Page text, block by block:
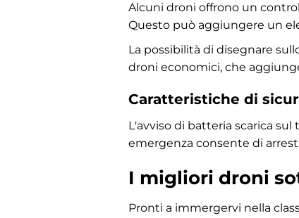
Alcuni droni offrono un
Questo può aggiungere un
La possibilità di disegnare
droni economici, che
Caratteristiche di
L'avviso di batteria scarica
emergenza consente di
I migliori droni
Pronti a immergervi nella